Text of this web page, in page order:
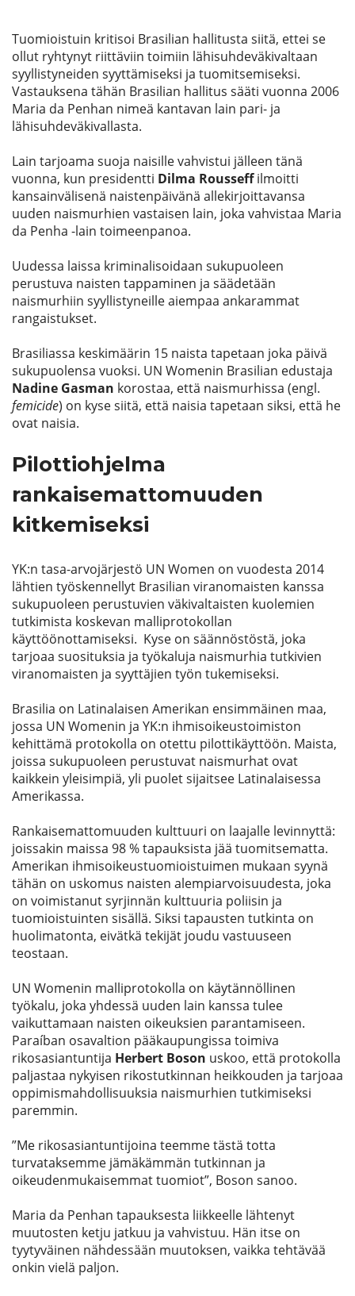
Tuomioistuin kritisoi Brasilian hallitusta siitä, ettei se
ollut ryhtynyt riittäviin toimiin lähisuhdeväkivaltaan
syyllistyneiden syyttämiseksi ja tuomitsemiseksi.
Vastauksena tähän Brasilian hallitus sääti vuonna 2006
Maria da Penhan nimeä kantavan lain pari- ja
lähisuhdeväkivallasta.
Lain tarjoama suoja naisille vahvistui jälleen tänä
vuonna, kun presidentti Dilma Rousseffilmoitti
kansainvälisenä naistenpäivänä allekirjoittavansa
uuden naismurhien vastaisen lain, joka vahvistaa Maria
da Penha -lain toimeenpanoa.
Uudessa laissa kriminalisoidaan sukupuoleen
perustuva naisten tappaminen ja säädetään
naismurhiin syyllistyneille aiempaa ankarammat
rangaistukset.
Brasiliassa keskimäärin 15 naista tapetaan joka päivä
sukupuolensa vuoksi. UN Womenin Brasilian edustaja
Nadine Gasman korostaa, että naismurhissa (engl.
femicide) on kyse siitä, että naisia tapetaan siksi, että he
ovat naisia.
Pilottiohjelma
rankaisemattomuuden
kitkemiseksi
YK:n tasa-arvojärjestö UN Women on vuodesta 2014
lähtien työskennellyt Brasilian viranomaisten kanssa
sukupuoleen perustuvien väkivaltaisten kuolemien
tutkimista koskevan malliprotokollan
käyttöönottamiseksi. Kyse on säännöstöstä, joka
tarjoaa suosituksia ja työkaluja naismurhia tutkivien
viranomaisten ja syyttäjien työn tukemiseksi.
Brasilia on Latinalaisen Amerikan ensimmäinen maa,
jossa UN Womenin ja YK:n ihmisoikeustoimiston
kehittämä protokolla on otettu pilottikäyttöön. Maista,
joissa sukupuoleen perustuvat naismurhat ovat
kaikkein yleisimpiä, yli puolet sijaitsee Latinalaisessa
Amerikassa.
Rankaisemattomuuden kulttuuri on laajalle levinnyttä:
joissakin maissa 98 % tapauksista jää tuomitsematta.
Amerikan ihmisoikeustuomioistuimen mukaan syynä
tähän on uskomus naisten alempiarvoisuudesta, joka
on voimistanut syrjinnän kulttuuria poliisin ja
tuomioistuinten sisällä. Siksi tapausten tutkinta on
huolimatonta, eivätkä tekijät joudu vastuuseen
teostaan.
UN Womenin malliprotokolla on käytännöllinen
työkalu, joka yhdessä uuden lain kanssa tulee
vaikuttamaan naisten oikeuksien parantamiseen.
Paraíban osavaltion pääkaupungissa toimiva
rikosasiantuntija Herbert Boson uskoo, että protokolla
paljastaa nykyisen rikostutkinnan heikkouden ja tarjoaa
oppimismahdollisuuksia naismurhien tutkimiseksi
paremmin.
”Me rikosasiantuntijoina teemme tästä totta
turvataksemme jämäkämmän tutkinnan ja
oikeudenmukaisemmat tuomiot”, Boson sanoo.
Maria da Penhan tapauksesta liikkeelle lähtenyt
muutosten ketju jatkuu ja vahvistuu. Hän itse on
tyytyväinen nähdessään muutoksen, vaikka tehtävää
onkin vielä paljon.